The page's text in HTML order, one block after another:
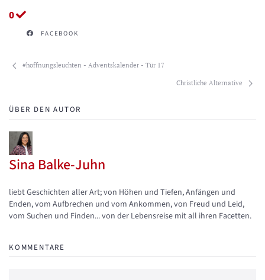
0
FACEBOOK
#hoffnungsleuchten - Adventskalender - Tür 17
Christliche Alternative
ÜBER DEN AUTOR
Sina Balke-Juhn
Updates abonnieren
Abo von Updates dieses Autors beenden
liebt Geschichten aller Art; von Höhen und Tiefen, Anfängen und
Enden, vom Aufbrechen und vom Ankommen, von Freud und Leid,
vom Suchen und Finden... von der Lebensreise mit all ihren Facetten.
KOMMENTARE